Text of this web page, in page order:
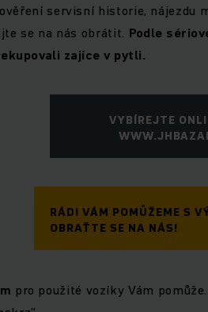
servisní historie, nájezdu
se na nás obrátit. Podle
zajíce v pytli.
VYBÍREJTE
RÁDI VÁM POMŮŽEME S
OBRAŤTE SE NA NÁS!
pro použité vozíky Vám